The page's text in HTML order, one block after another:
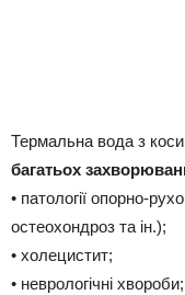
Термальна вода з
багатьох
• патології опорно-
остеохондроз та ін.);
• холецистит;
• неврологічні хвороби;